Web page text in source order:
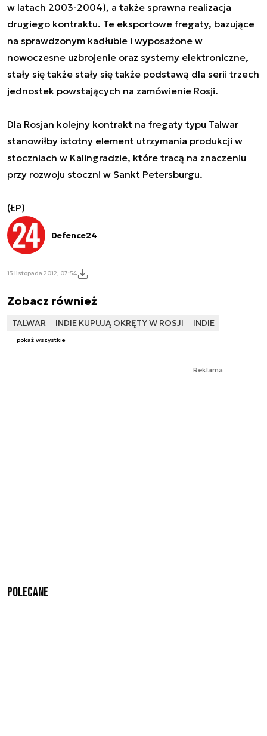
w latach 2003-2004), a także sprawna realizacja
drugiego kontraktu. Te eksportowe fregaty, bazujące
na sprawdzonym kadłubie i wyposażone w
nowoczesne uzbrojenie oraz systemy elektroniczne,
stały się także stały się także podstawą dla serii trzech
jednostek powstających na zamówienie Rosji.
Dla Rosjan kolejny kontrakt na fregaty typu Talwar
stanowiłby istotny element utrzymania produkcji w
stoczniach w Kalingradzie, które tracą na znaczeniu
przy rozwoju stoczni w Sankt Petersburgu.
(ŁP)
Defence24
13 listopada 2012, 07:54
Zobacz również
TALWAR INDIE KUPUJĄ OKRĘTY W ROSJI INDIE
pokaż wszystkie
Reklama
Polecane